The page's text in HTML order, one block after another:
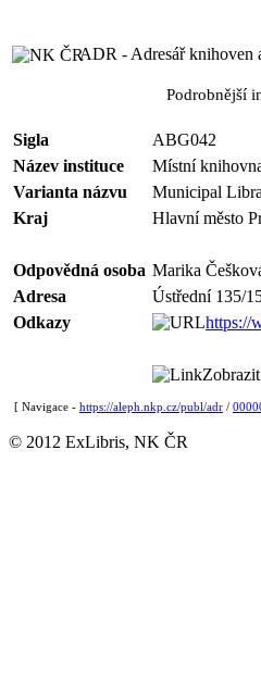
ADR - Adresář knihoven
Podrobnější
Sigla
ABG042
Název instituce
Místní
Varianta názvu
Municipal
Kraj
Hlavní město
Odpovědná osoba Marika
Adresa
Ústřední 135/
Odkazy
https://
[ Navigace - https://aleph.nkp.cz/publ/adr /
© 2012 ExLibris, NK ČR